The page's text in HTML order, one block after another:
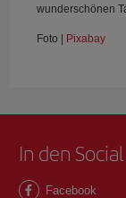
wunderschönen
Foto | Pixabay
In den
Facebook